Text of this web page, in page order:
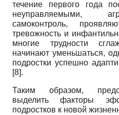
течение первого года
неуправляемыми,
самоконтроль,
тревожность и
многие трудности
начинают уменьшаться,
подростки успешно
[8].
Таким образом,
выделить факторы
подростков к новой